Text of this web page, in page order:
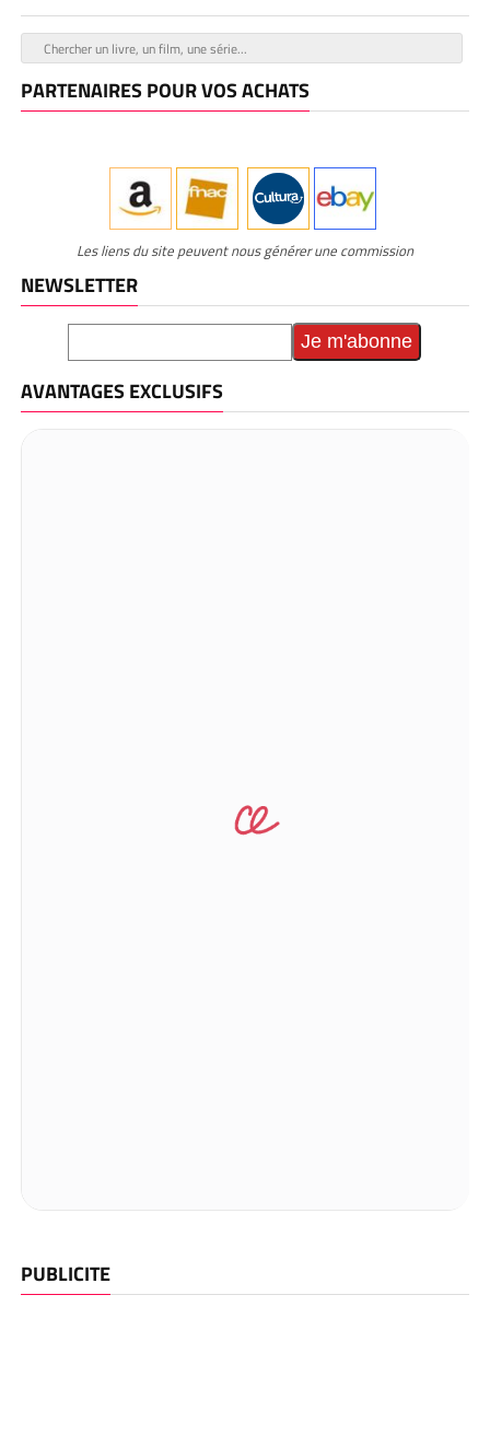
PARTENAIRES POUR VOS ACHATS
Les liens du site peuvent nous générer une commission
NEWSLETTER
AVANTAGES EXCLUSIFS
PUBLICITE